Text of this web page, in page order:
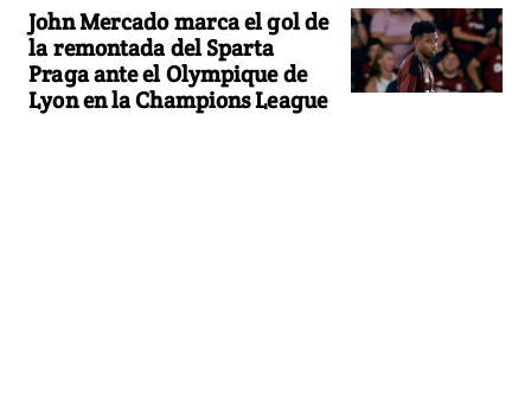
John Mercado marca el gol de
la remontada del Sparta
Praga ante el Olympique de
Lyon en la Champions League